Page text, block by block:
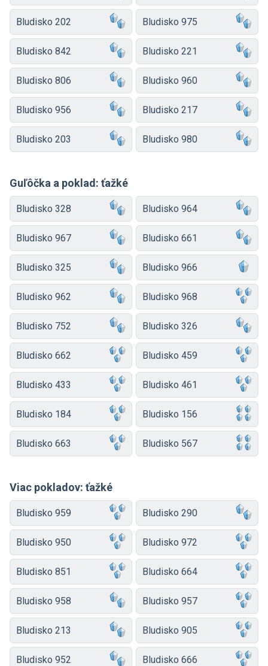
Bludisko 202 Bludisko 975
Bludisko 842 Bludisko 221
Bludisko 806 Bludisko 960
Bludisko 956 Bludisko 217
Bludisko 203 Bludisko 980
Guľôčka a poklad: ťažké
Bludisko 328 Bludisko 964
Bludisko 967 Bludisko 661
Bludisko 325 Bludisko 966
Bludisko 962 Bludisko 968
Bludisko 752 Bludisko 326
Bludisko 662 Bludisko 459
Bludisko 433 Bludisko 461
Bludisko 184 Bludisko 156
Bludisko 663 Bludisko 567
Viac pokladov: ťažké
Bludisko 959 Bludisko 290
Bludisko 950 Bludisko 972
Bludisko 851 Bludisko 664
Bludisko 958 Bludisko 957
Bludisko 213 Bludisko 905
Bludisko 952 Bludisko 666